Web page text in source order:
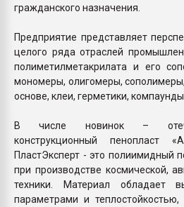
гражданского назначения.
Предприятие представляет
целого ряда отраслей
полиметилметакрилата и его
мономеры, олигомеры,
основе, клеи, герметики,
В числе новинок –
конструкционный пенопласт
ПластЭксперт - это полиимидный
при производстве космической,
техники. Материал обладает
параметрами и